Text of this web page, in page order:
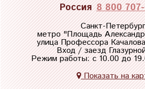
Россия 8 800
Санкт-
метро "Площадь
улица Профессора
Вход / заезд
Режим работы: с 10.00 до
Показать на